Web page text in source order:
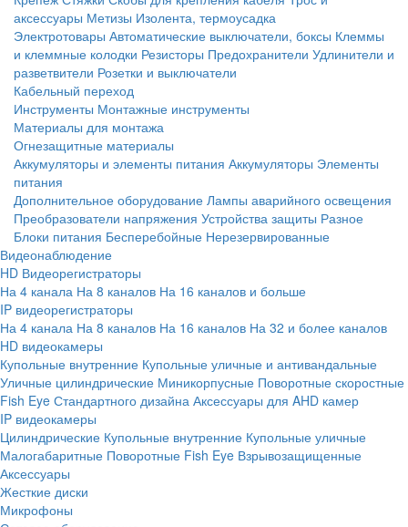
аксессуары Метизы Изолента, термоусадка
Электротовары Автоматические выключатели, боксы Клеммы
и клеммные колодки Резисторы Предохранители Удлинители и
разветвители Розетки и выключатели
Кабельный переход
Инструменты Монтажные инструменты
Материалы для монтажа
Огнезащитные материалы
Аккумуляторы и элементы питания Аккумуляторы Элементы
питания
Дополнительное оборудование Лампы аварийного освещения
Преобразователи напряжения Устройства защиты Разное
Блоки питания Бесперебойные Нерезервированные
Видеонаблюдение
HD Видеорегистраторы
На 4 канала На 8 каналов На 16 каналов и больше
IP видеорегистраторы
На 4 канала На 8 каналов На 16 каналов На 32 и более каналов
HD видеокамеры
Купольные внутренние Купольные уличные и антивандальные
Уличные цилиндрические Миникорпусные Поворотные скоростные
Fish Eye Стандартного дизайна Аксессуары для AHD камер
IP видеокамеры
Цилиндрические Купольные внутренние Купольные уличные
Малогабаритные Поворотные Fish Eye Взрывозащищенные
Аксессуары
Жесткие диски
Микрофоны